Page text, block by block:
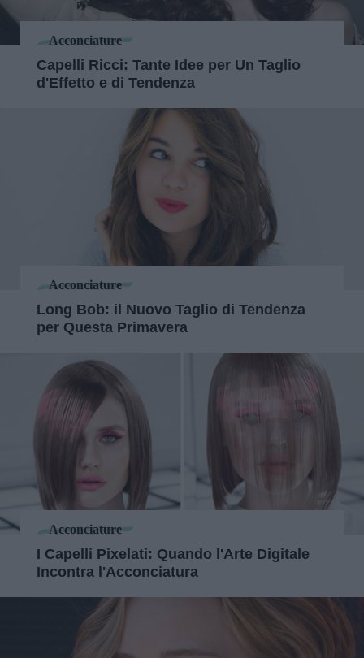
Acconciature
Capelli Ricci: Tante Idee per Un Taglio
d'Effetto e di Tendenza
Acconciature
Long Bob: il Nuovo Taglio di Tendenza
per Questa Primavera
Acconciature
I Capelli Pixelati: Quando l'Arte Digitale
Incontra l'Acconciatura